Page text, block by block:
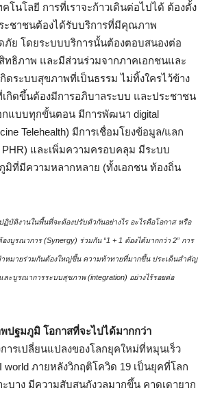
โนโลยี การที่เราจะก้าวเดินต่อไปได้ ต้องตั้ง
ะชาชนต้องได้รับบริการที่มีคุณภาพ
ภัย โดยระบบบริการนั้นต้องตอบสนองต่อ
ทธิภาพ และมีส่วนร่วมจากภาคเอกชนและ
กิดระบบสุขภาพที่เป็นธรรม ไม่ทิ้งใครไว้ข้าง
เกิดขึ้นต้องมีการอภิบาลระบบ และประชาชน
กแบบทุกขั้นตอน มีการพัฒนา digital
Telehealth) มีการเชื่อมโยงข้อมูล/แลก
และเพิ่มความครอบคลุม มีระบบ
มิที่มีความหลากหลาย (ทั้งเอกชน ท้องถิ่น
ฏิบัติงานในพื้นที่จะต้องปรับตัวกันอย่างไร อะไรคือโอกาส หรือ
องบูรณาการ(Synergy) ร่วมกัน “1 + 1 ต้องได้มากกว่า 2” การ
าหมายร่วมกันต้องใหญ่ขึ้น ความท้าทายที่มากขึ้น ประเด็นสำคัญ
ละบูรณาการระบบสุขภาพ (integration) อย่างไร้รอยต่อ
ปฐมภูมิ โอกาสที่จะไปได้มากกว่า
ารเปลี่ยนแปลงของโลกยุคใหม่ที่หมุนเร็ว
world ภายหลังวิกฤติโควิด 19 เป็นยุคที่โลก
ะบาง มีความสับสนกังวลมากขึ้น คาดเดายาก